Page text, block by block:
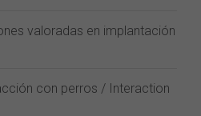
valoradas en implantación
con perros / Interaction